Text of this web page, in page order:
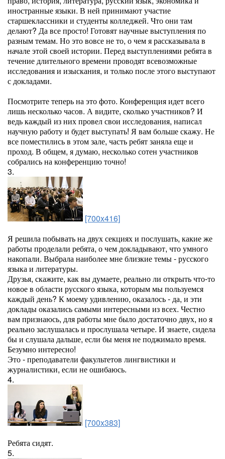
иностранные языки. В ней принимают участие
старшеклассники и студенты колледжей. Что они там
делают? Да все просто! Готовят научные выступления по
разным темам. Но это вовсе не то, о чем я рассказывала в
начале этой своей истории. Перед выступлениями ребята в
течение длительного времени проводят всевозможные
исследования и изыскания, и только после этого выступают
с докладами.
Посмотрите теперь на это фото. Конференция идет всего
лишь несколько часов. А видите, сколько участников? И
ведь каждый из них провел свои исследования, написал
научную работу и будет выступать! Я вам больше скажу. Не
все поместились в этом зале, часть ребят заняла еще и
проход. В общем, я думаю, несколько сотен участников
собрались на конференцию точно!
3.
[700x416]
Я решила побывать на двух секциях и послушать, какие же
работы проделали ребята, о чем докладывают, что умного
накопали. Выбрала наиболее мне близкие темы - русского
языка и литературы.
Друзья, скажите, как вы думаете, реально ли открыть что-то
новое в области русского языка, которым мы пользуемся
каждый день? К моему удивлению, оказалось - да, и эти
доклады оказались самыми интересными из всех. Честно
вам признаюсь, для работы мне было достаточно двух, но я
реально заслушалась и прослушала четыре. И знаете, сидела
бы и слушала дальше, если бы меня не поджимало время.
Безумно интересно!
Это - преподаватели факультетов лингвистики и
журналистики, если не ошибаюсь.
4.
[700x383]
Ребята сидят.
5.